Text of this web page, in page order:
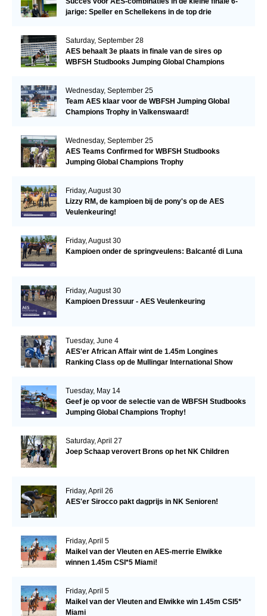
jarige: Speller en Schellekens in de top drie
Saturday, September 28
AES behaalt 3e plaats in finale van de sires op
WBFSH Studbooks Jumping Global Champions
Wednesday, September 25
Team AES klaar voor de WBFSH Jumping Global
Champions Trophy in Valkenswaard!
Wednesday, September 25
AES Teams Confirmed for WBFSH Studbooks
Jumping Global Champions Trophy
Friday, August 30
Lizzy RM, de kampioen bij de pony's op de AES
Veulenkeuring!
Friday, August 30
Kampioen onder de springveulens: Balcanté di Luna
Friday, August 30
Kampioen Dressuur - AES Veulenkeuring
Tuesday, June 4
AES'er African Affair wint de 1.45m Longines
Ranking Class op de Mullingar International Show
Tuesday, May 14
Geef je op voor de selectie van de WBFSH Studbooks
Jumping Global Champions Trophy!
Saturday, April 27
Joep Schaap verovert Brons op het NK Children
Friday, April 26
AES'er Sirocco pakt dagprijs in NK Senioren!
Friday, April 5
Maikel van der Vleuten en AES-merrie Elwikke
winnen 1.45m CSI*5 Miami!
Friday, April 5
Maikel van der Vleuten and Elwikke win 1.45m CSI5*
Miami